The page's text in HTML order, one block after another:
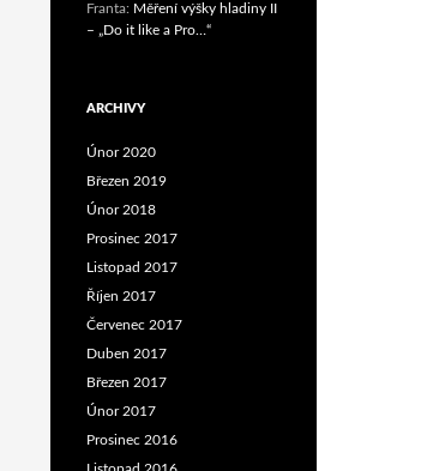
Franta: Měření výšky hladiny II
– „Do it like a Pro…“
ARCHIVY
Únor 2020
Březen 2019
Únor 2018
Prosinec 2017
Listopad 2017
Říjen 2017
Červenec 2017
Duben 2017
Březen 2017
Únor 2017
Prosinec 2016